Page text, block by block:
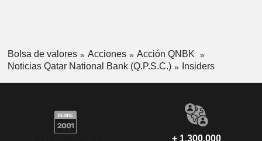
Bolsa de valores Acciones
Acción QNBK
Noticias Qatar National Bank (Q.P.S.C.)
Insiders
+ 1.300.000